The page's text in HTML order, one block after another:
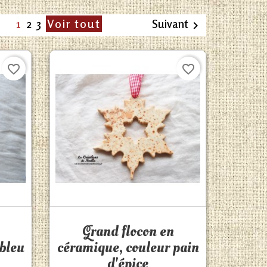
1 23 Suivant
Voir tout
favorite_border
Grand flocon en
céramique, couleur pain
favorite_border